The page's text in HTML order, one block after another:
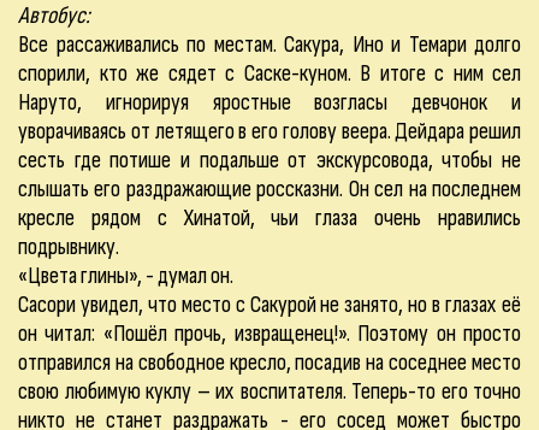
Автобус:
Все рассаживались по местам. Сакура, Ино и Темари долго
спорили, кто же сядет с Саске-куном. В итоге с ним сел
Наруто, игнорируя яростные возгласы девчонок и
уворачиваясь от летящего в его голову веера. Дейдара решил
сесть где потише и подальше от экскурсовода, чтобы не
слышать его раздражающие россказни. Он сел на последнем
кресле рядом с Хинатой, чьи глаза очень нравились
подрывнику.
«Цвета глины», - думал он.
Сасори увидел, что место с Сакурой не занято, но в глазах её
он читал: «Пошёл прочь, извращенец!». Поэтому он просто
отправился на свободное кресло, посадив на соседнее место
свою любимую куклу – их воспитателя. Теперь-то его точно
никто не станет раздражать - его сосед может быстро